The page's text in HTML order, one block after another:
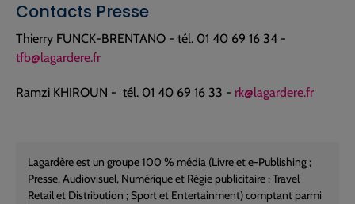
Contacts Presse
Thierry FUNCK-BRENTANO - tél. 01 40 69 16 34 -
tfb@lagardere.fr
Ramzi KHIROUN - tél. 01 40 69 16 33 - rk@lagardere.fr
Lagardère est un groupe 100 % média (Livre et e-Publishing ;
Presse, Audiovisuel, Numérique et Régie publicitaire ; Travel
Retail et Distribution ; Sport et Entertainment) comptant parmi